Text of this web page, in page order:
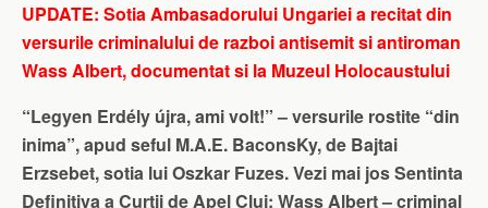
UPDATE: Sotia Ambasadorului Ungariei a recitat din
versurile criminalului de razboi antisemit si antiroman
Wass Albert, documentat si la Muzeul Holocaustului
“Legyen Erdély újra, ami volt!” – versurile rostite “din
inima”, apud seful M.A.E. BaconsKy, de Bajtai
Erzsebet, sotia lui Oszkar Fuzes. Vezi mai josSentinta
Definitiva a Curtii de Apel Cluj: Wass Albert – criminal